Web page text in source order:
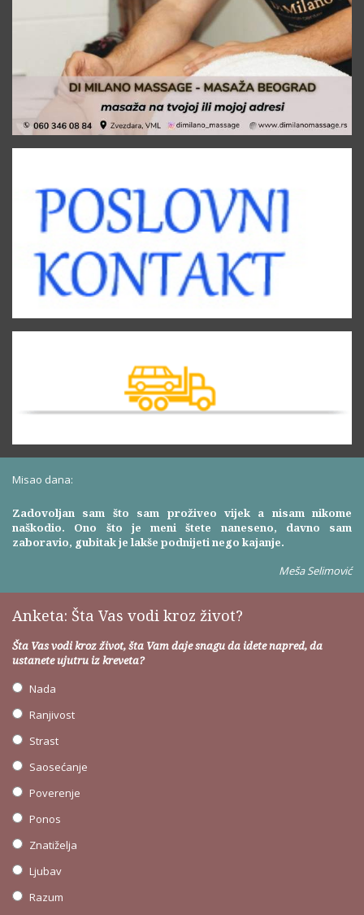
Misao dana:
Zadovoljan sam što sam proživeo vijek a nisam nikome
naškodio. Ono što je meni štete naneseno, davno sam
zaboravio, gubitak je lakše podnijeti nego kajanje.
Meša Selimović
Anketa: Šta Vas vodi kroz život?
Šta Vas vodi kroz život, šta Vam daje snagu da idete napred, da
ustanete ujutru iz kreveta?
Nada
Ranjivost
Strast
Saosećanje
Poverenje
Ponos
Znatiželja
Ljubav
Razum